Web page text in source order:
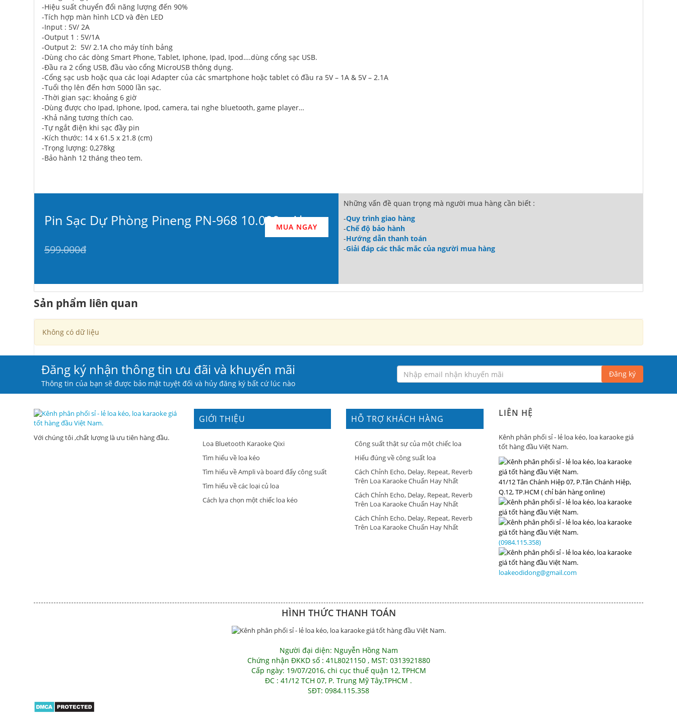
-Hiệu suất chuyển đổi năng lượng đến 90%
-Tích hợp màn hình LCD và đèn LED
-Input : 5V/ 2A
-Output 1 : 5V/1A
-Output 2: 5V/ 2.1A cho máy tính bảng
-Dùng cho các dòng Smart Phone, Tablet, Iphone, Ipad, Ipod….dùng cổng sạc USB.
-Đầu ra 2 cổng USB, đầu vào cổng MicroUSB thông dụng.
-Cổng sạc usb hoặc qua các loại Adapter của các smartphone hoặc tablet có đầu ra 5V – 1A & 5V – 2.1A
-Tuổi thọ lên đến hơn 5000 lần sạc.
-Thời gian sạc: khoảng 6 giờ
-Dùng được cho Ipad, Iphone, Ipod, camera, tai nghe bluetooth, game player…
-Khả năng tương thích cao.
-Tự ngắt điện khi sạc đầy pin
-Kích thước: 14 x 61.5 x 21.8 (cm)
-Trọng lượng: 0,278kg
-Bảo hành 12 tháng theo tem.
Pin Sạc Dự Phòng Pineng PN-968 10.000mAh
599.000đ
MUA NGAY
Những vấn đề quan trọng mà người mua hàng cần biết :
-Quy trình giao hàng
-Chế độ bảo hành
-Hướng dẫn thanh toán
-Giải đáp các thắc mắc của người mua hàng
Sản phẩm liên quan
Không có dữ liệu
Đăng ký nhận thông tin ưu đãi và khuyến mãi
Thông tin của bạn sẽ được bảo mật tuyệt đối và hủy đăng ký bất cứ lúc nào
Đăng ký
Với chúng tôi ,chất lượng là ưu tiên hàng đầu.
GIỚI THIỆU
Loa Bluetooth Karaoke Qixi
Tìm hiểu về loa kéo
Tìm hiểu về Ampli và board đẩy công suất
Tìm hiểu về các loại củ loa
Cách lựa chọn một chiếc loa kéo
HỖ TRỢ KHÁCH HÀNG
Công suất thật sự của một chiếc loa
Hiểu đúng về công suất loa
Cách Chỉnh Echo, Delay, Repeat, Reverb
Trên Loa Karaoke Chuẩn Hay Nhất
Cách Chỉnh Echo, Delay, Repeat, Reverb
Trên Loa Karaoke Chuẩn Hay Nhất
Cách Chỉnh Echo, Delay, Repeat, Reverb
Trên Loa Karaoke Chuẩn Hay Nhất
LIÊN HỆ
Kênh phân phối sỉ - lẻ loa kéo, loa karaoke giá
tốt hàng đầu Việt Nam.
41/12 Tân Chánh Hiệp 07, P.Tân Chánh Hiệp,
Q.12, TP.HCM ( chỉ bán hàng online)
(0984.115.358)
loakeodidong@gmail.com
HÌNH THỨC THANH TOÁN
Người đại diện: Nguyễn Hồng Nam
Chứng nhận ĐKKD số : 41L8021150 , MST: 0313921880
Cấp ngày: 19/07/2016, chi cục thuế quận 12, TPHCM
ĐC : 41/12 TCH 07, P. Trung Mỹ Tây,TPHCM .
SĐT: 0984.115.358